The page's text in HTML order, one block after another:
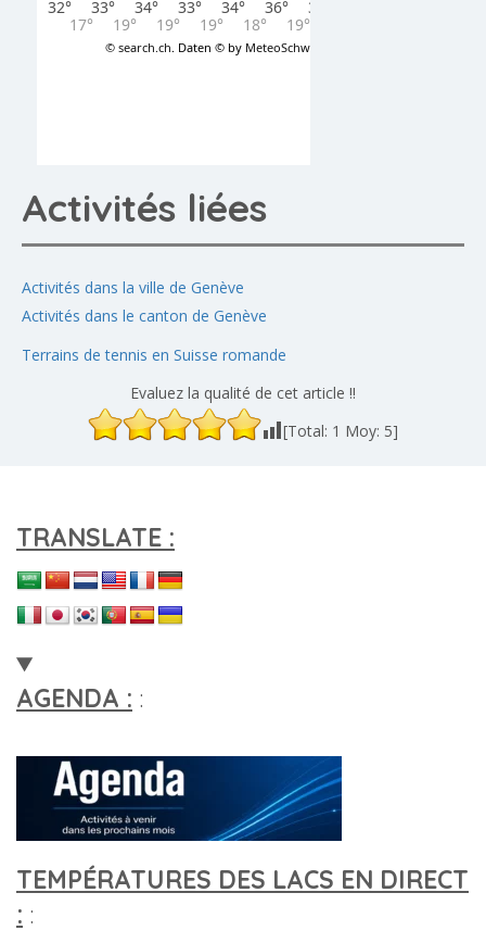
Activités liées
Activités dans la ville de Genève
Activités dans le canton de Genève
Terrains de tennis en Suisse romande
Evaluez la qualité de cet article !!
[Total: 1 Moy: 5]
TRANSLATE :
AGENDA : :
TEMPÉRATURES DES LACS EN DIRECT
: :